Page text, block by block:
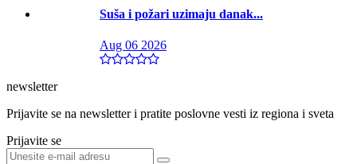
Suša i požari uzimaju danak...
Aug 06 2026
newsletter
Prijavite se na newsletter i pratite poslovne vesti iz regiona i sveta
Prijavite se